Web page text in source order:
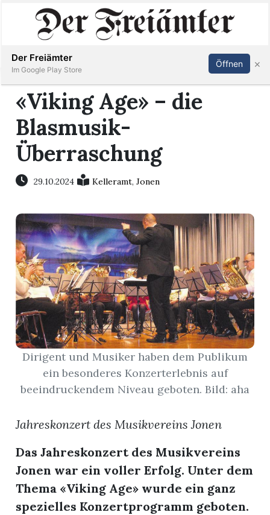
Immobilien
Veranstaltungen
Stellen
E-
Paper
Newsletter
App
Inserieren Abonnieren Anmelden
«Viking Age» – die
Blasmusik-
Überraschung
29.10.2024 Kelleramt,Jonen
Dirigent und Musiker haben dem Publikum
ein besonderes Konzerterlebnis auf
beeindruckendem Niveau geboten. Bild: aha
Jahreskonzert des Musikvereins Jonen
Das Jahreskonzert des Musikvereins
Jonen war ein voller Erfolg. Unter dem
Thema «Viking Age» wurde ein ganz
spezielles Konzertprogramm geboten.
Der Freiämter
Im Google Play Store
Öffnen ×